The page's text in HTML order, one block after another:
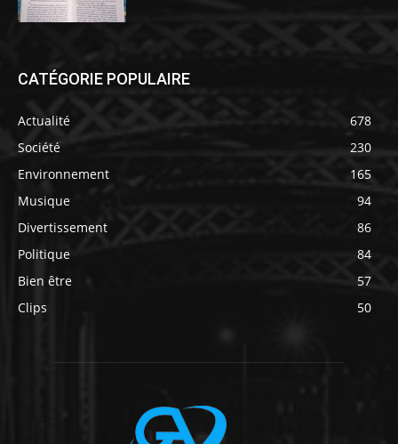
CATÉGORIE POPULAIRE
Actualité
678
Société
230
Environnement
165
Musique
94
Divertissement
86
Politique
84
Bien être
57
Clips
50